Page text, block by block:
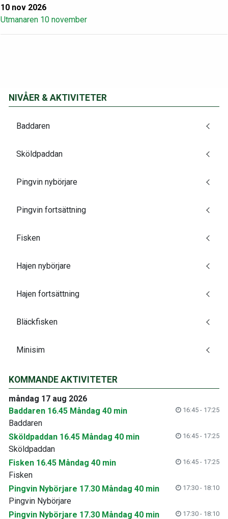
10 nov 2026
Utmanaren 10 november
NIVÅER & AKTIVITETER
Baddaren
Sköldpaddan
Pingvin nybörjare
Pingvin fortsättning
Fisken
Hajen nybörjare
Hajen fortsättning
Bläckfisken
Minisim
KOMMANDE AKTIVITETER
måndag 17 aug 2026
Baddaren 16.45 Måndag 40 min
16:45 - 17:25
Baddaren
Sköldpaddan 16.45 Måndag 40 min
16:45 - 17:25
Sköldpaddan
Fisken 16.45 Måndag 40 min
16:45 - 17:25
Fisken
Pingvin Nybörjare 17.30 Måndag 40 min
17:30 - 18:10
Pingvin Nybörjare
Pingvin Nybörjare 17.30 Måndag 40 min
17:30 - 18:10